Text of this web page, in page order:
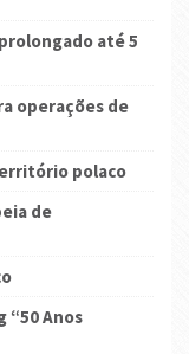
até 5
operações de
polaco
de
“50 Anos